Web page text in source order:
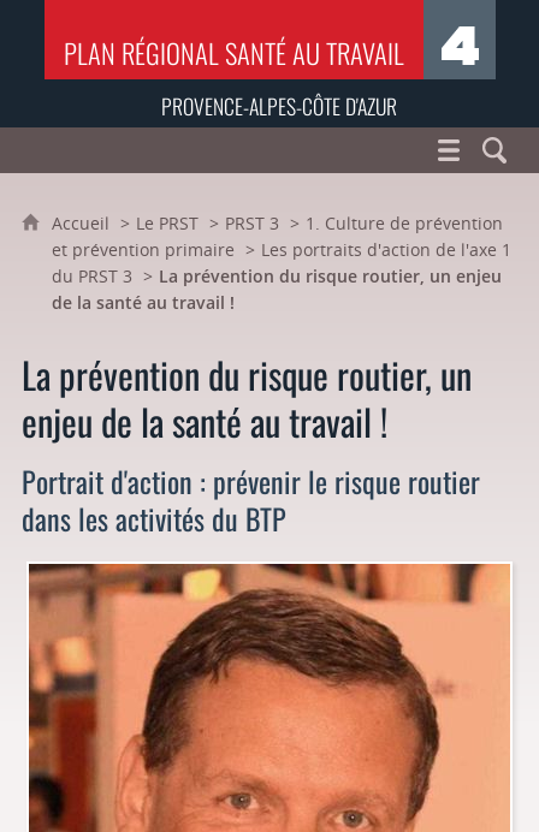
PLAN RÉGIONAL SANTÉ AU TRAVAIL
PROVENCE-ALPES-CÔTE D'AZUR
Accueil Le PRST PRST 3
1. Culture de prévention
et prévention primaire
Les portraits d'action de l'axe 1
du PRST 3
La prévention du risque routier, un enjeu
de la santé au travail !
La prévention du risque routier, un
enjeu de la santé au travail !
Portrait d'action : prévenir le risque routier
dans les activités du BTP